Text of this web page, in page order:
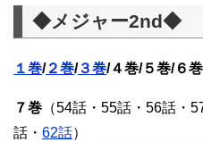
◆メジャー2nd◆
１巻/２巻/３巻/４巻/５巻/６巻
７巻 （54話・55話・56話・
話・ 62話）